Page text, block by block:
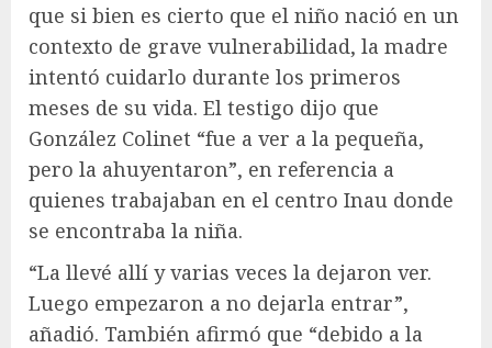
que si bien es cierto que el niño nació en un
contexto de grave vulnerabilidad, la madre
intentó cuidarlo durante los primeros
meses de su vida. El testigo dijo que
González Colinet “fue a ver a la pequeña,
pero la ahuyentaron”, en referencia a
quienes trabajaban en el centro Inau donde
se encontraba la niña.
“La llevé allí y varias veces la dejaron ver.
Luego empezaron a no dejarla entrar”,
añadió. También afirmó que “debido a la